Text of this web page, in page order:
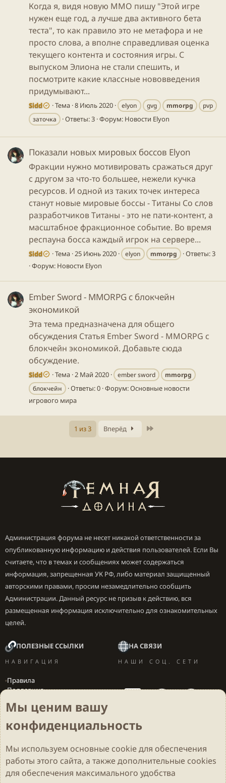
Когда я, видя новую MMO пишу "Этой игре
нужен еще год, а лучше два активного бета
теста", то как правило это не метафора и не
просто слова, а вполне справедливая оценка
текущего контента и состояния игры. С
выпуском Элиона не стали спешить, и
посмотрите какие классные нововведения
придумывают...
Sidd Тема 8 Июль 2020 elyon gvg mmorpg
pvp
заточка
Ответы: 3 Форум: Новости Elyon
Показали новых мировых боссов Elyon
Фракции нужно мотивировать сражаться друг
с другом за что-то большее, нежели кучка
ресурсов. И одной из таких точек интереса
станут новые мировые боссы - Титаны Со слов
разработчиков Титаны - это не пати-контент, а
масштабное фракционное событие. Во время
респауна босса каждый игрок на сервере...
Sidd Тема 25 Июнь 2020 elyon mmorpg
Ответы: 3
Форум: Новости Elyon
Ember Sword - MMORPG с блокчейн
экономикой
Эта тема предназначена для общего
обсуждения Статья Ember Sword - MMORPG с
блокчейн экономикой. Добавьте сюда
обсуждение.
Sidd Тема 2 Май 2020 ember sword
mmorpg
блокчейн
Ответы: 0 Форум:Основные новости
игрового мира
1 из 3 Вперёд
Администрация форума не несет никакой ответственности за
опубликованную информацию и действия пользователей. Если Вы
считаете, что в темах и сообщениях может содержаться
информация, запрещенная УК РФ, либо материал защищенный
авторскими правами, просим незамедлительно сообщить
Администрации. Данный ресурс не призыв к действию, вся
размещенная информация исключительно для ознакомительных
целей.
ПОЛЕЗНЫЕ ССЫЛКИ
НАВИГАЦИЯ
Правила
Поддержка
Локализация игр
НА СВЯЗИ
НАШИ СОЦ. СЕТИ
Cookies Darkdale - Основа [v.2.3.2 rc1] 🔥
Русский (RU)
Обратная связь
Условия и правила
Политика конфиденциальности
Помощь
R
Мы ценим вашу
конфиденциальность
Мы используем основные cookieдля обеспечения
работы этого сайта, а также дополнительные cookies
для обеспечения максимального удобства